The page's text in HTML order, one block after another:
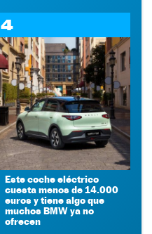
4
Este coche eléctrico
cuesta menos de 14.000
euros y tiene algo que
muchos BMW ya no
ofrecen